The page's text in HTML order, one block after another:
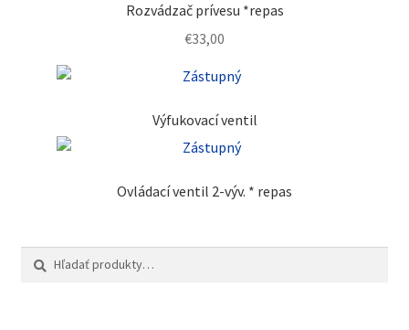
Rozvádzač prívesu *repas
€33,00
Výfukovací ventil
Ovládací ventil 2-výv. * repas
Hľadať:
Vyhľadávanie